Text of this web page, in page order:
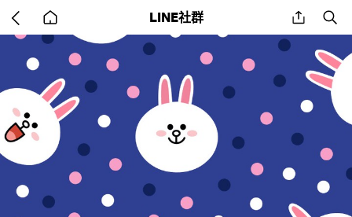
back
to
home
LINE社群 share